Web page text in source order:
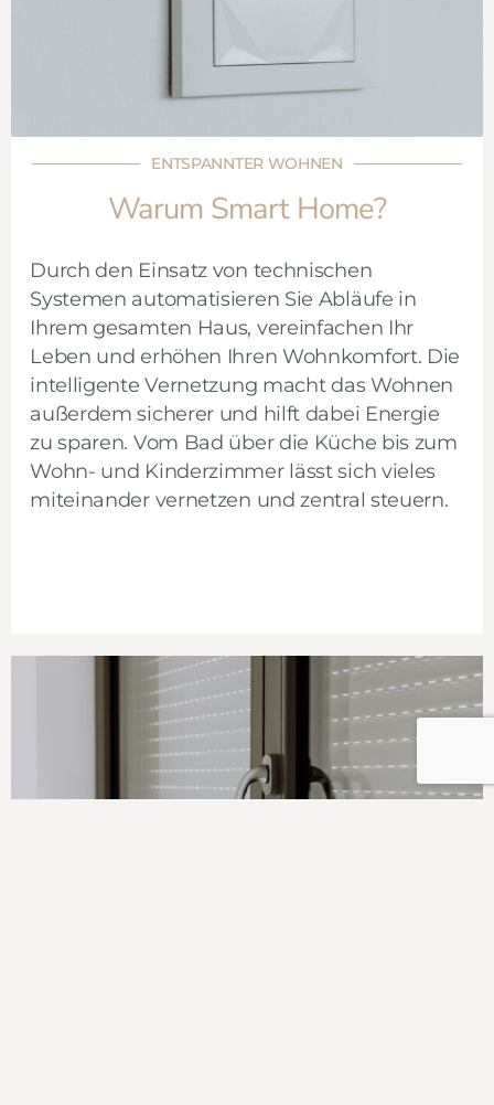
ENTSPANNTER WOHNEN
Warum Smart Home?
Durch den Einsatz von technischen
Systemen automatisieren Sie Abläufe in
Ihrem gesamten Haus, vereinfachen Ihr
Leben und erhöhen Ihren Wohnkomfort. Die
intelligente Vernetzung macht das Wohnen
außerdem sicherer und hilft dabei Energie
zu sparen. Vom Bad über die Küche bis zum
Wohn- und Kinderzimmer lässt sich vieles
miteinander vernetzen und zentral steuern.